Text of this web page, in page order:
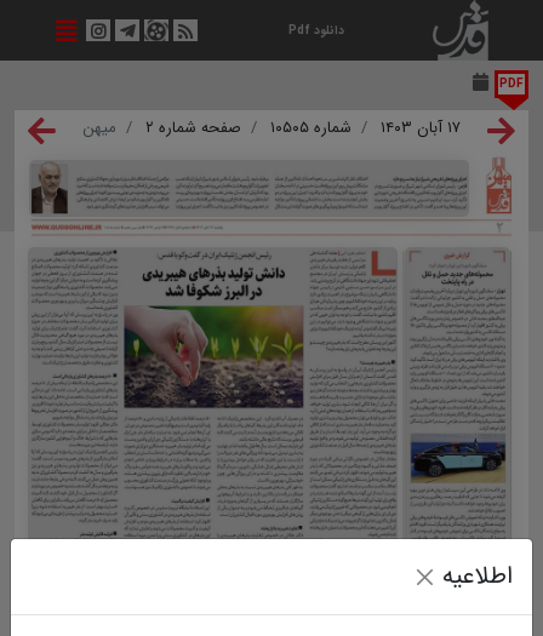
دانلود Pdf
PDF
۱۷ آبان ۱۴۰۳ شماره ۱۰۵۰۵ صفحه شماره ۲ میهن
اطلاعیه